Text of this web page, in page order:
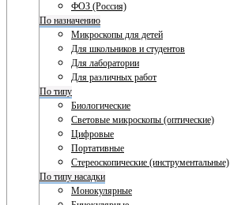
ФОЗ (Россия)
По назначению
Микроскопы для детей
Для школьников и студентов
Для лаборатории
Для различных работ
По типу
Биологические
Световые микроскопы (оптические)
Цифровые
Портативные
Стереоскопические (инструментальные)
По типу насадки
Монокулярные